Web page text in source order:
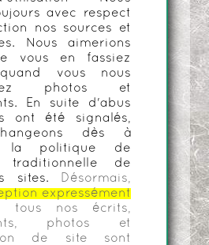
avec respect
nos sources et
Nous aimerions
vous en fassiez
vous nous
photos et
En suite d'abus
ont été signalés,
dès à
la politique de
traditionnelle de
sites.
Désormais,
expressément
, tous nos écrits,
photos et
de site sont